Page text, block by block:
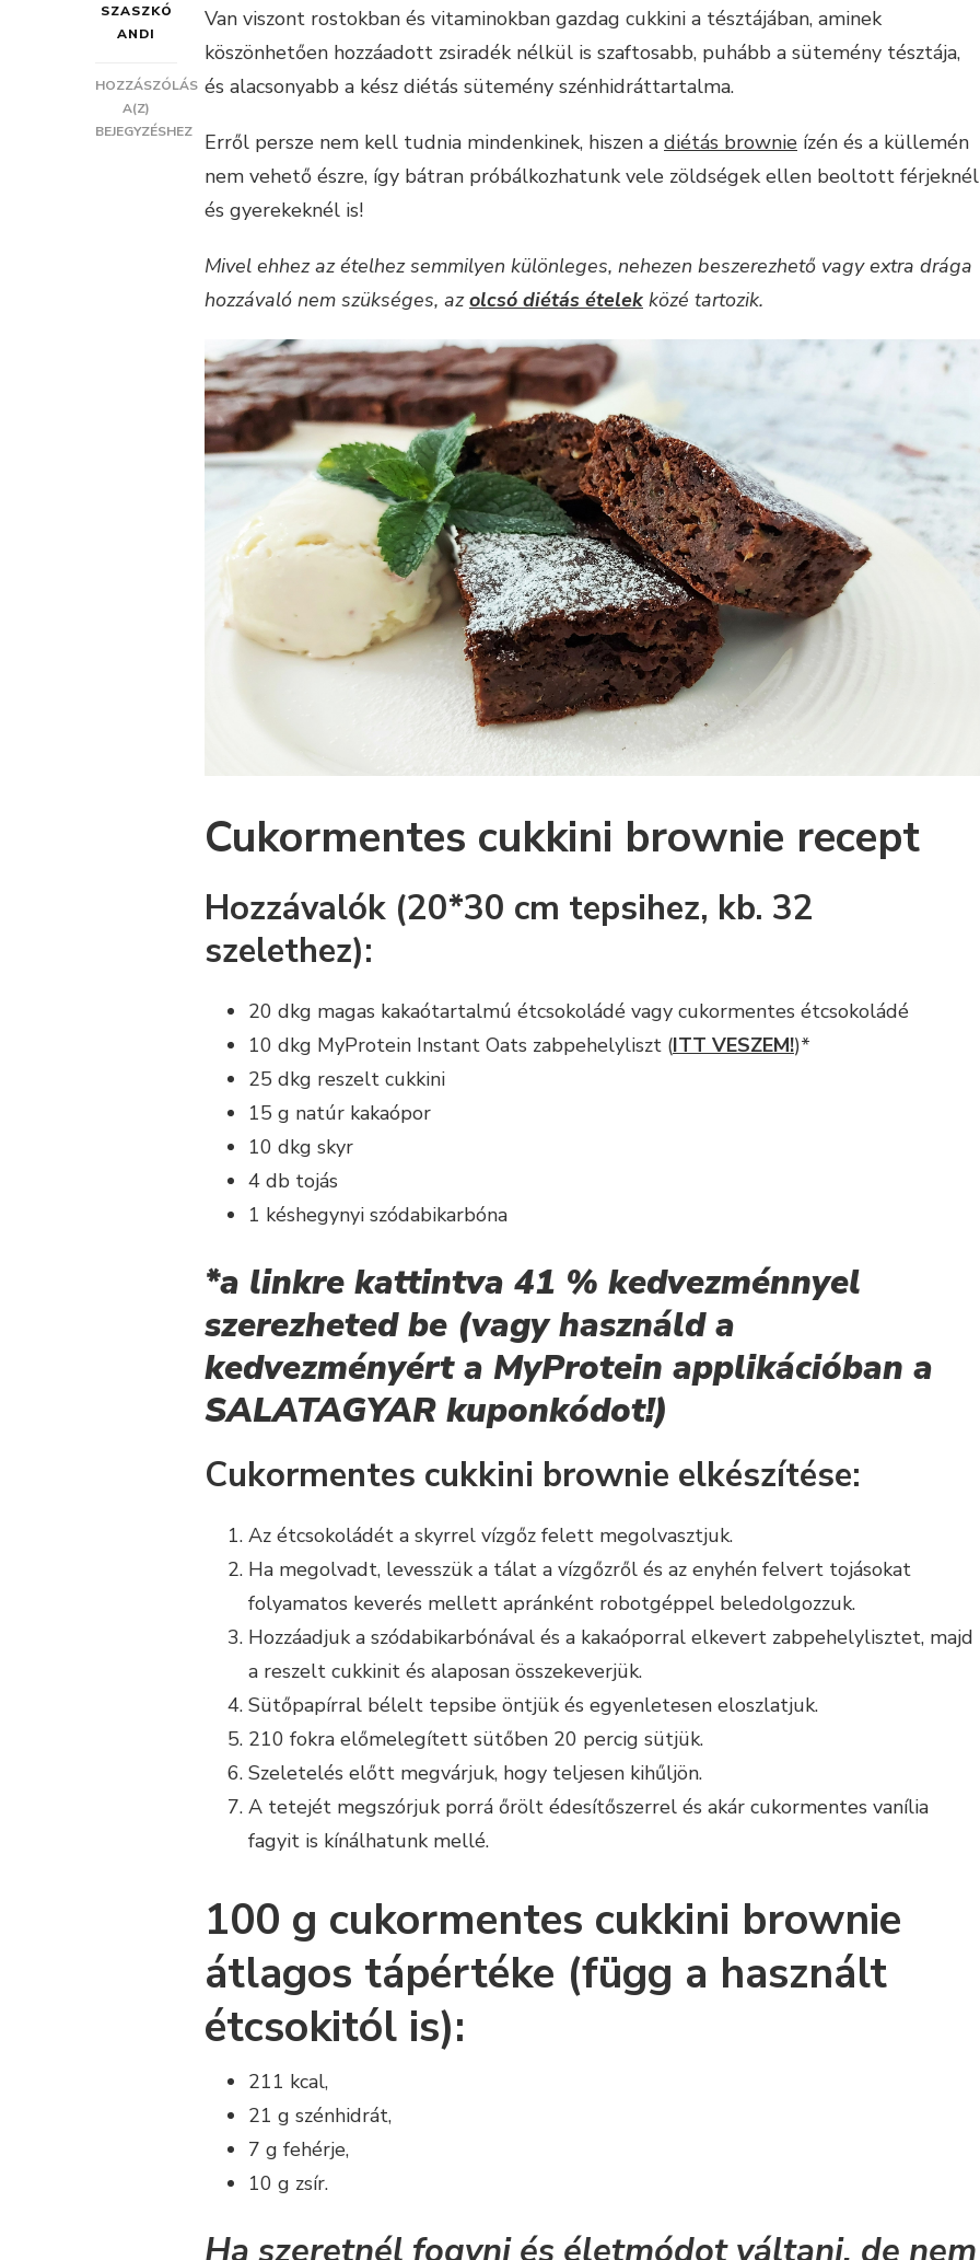
SZASZKÓ
ANDI
HOZZÁSZÓLÁS
A(Z)
CUKORMENTES
BROWNIE
ZABPEHELYLISZTBŐL
BEJEGYZÉSHEZ
Van viszont rostokban és vitaminokban gazdag cukkini a tésztájában, aminek
köszönhetően hozzáadott zsiradék nélkül is szaftosabb, puhább a sütemény tésztája,
és alacsonyabb a kész diétás sütemény szénhidráttartalma.
Erről persze nem kell tudnia mindenkinek, hiszen a diétás brownie ízén és a küllemén
nem vehető észre, így bátran próbálkozhatunk vele zöldségek ellen beoltott férjeknél
és gyerekeknél is!
Mivel ehhez az ételhez semmilyen különleges, nehezen beszerezhető vagy extra drága
hozzávaló nem szükséges, azolcsó diétás ételek közé tartozik.
Cukormentes cukkini brownie recept
Hozzávalók (20*30 cm tepsihez, kb. 32
szelethez):
20 dkg magas kakaótartalmú étcsokoládé vagy cukormentes étcsokoládé
10 dkg MyProtein Instant Oats zabpehelyliszt (ITT VESZEM!)*
25 dkg reszelt cukkini
15 g natúr kakaópor
10 dkg skyr
4 db tojás
1 késhegynyi szódabikarbóna
*a linkre kattintva 41 % kedvezménnyel
szerezheted be (vagy használd a
kedvezményért a MyProtein applikációban a
SALATAGYAR kuponkódot!)
Cukormentes cukkini brownie elkészítése:
Az étcsokoládét a skyrrel vízgőz felett megolvasztjuk.
Ha megolvadt, levesszük a tálat a vízgőzről és az enyhén felvert tojásokat
folyamatos keverés mellett apránként robotgéppel beledolgozzuk.
Hozzáadjuk a szódabikarbónával és a kakaóporral elkevert zabpehelylisztet, majd
a reszelt cukkinit és alaposan összekeverjük.
Sütőpapírral bélelt tepsibe öntjük és egyenletesen eloszlatjuk.
210 fokra előmelegített sütőben 20 percig sütjük.
Szeletelés előtt megvárjuk, hogy teljesen kihűljön.
A tetejét megszórjuk porrá őrölt édesítőszerrel és akár cukormentes vanília
fagyit is kínálhatunk mellé.
100 g cukormentes cukkini brownie
átlagos tápértéke (függ a használt
étcsokitól is):
211 kcal,
21 g szénhidrát,
7 g fehérje,
10 g zsír.